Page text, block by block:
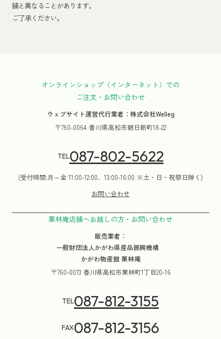
舗と異なることがあります。
ご了承ください。
オンラインショップ（インターネット）での
ご注文・お問い合わせ
ウェブサイト運営代行業者：株式会社Welleg
〒760-0064 香川県高松市朝日新町18-22
TEL087-802-5622
(受付時間:月～金 11:00-12:00、13:00-16:00 ※土・日・祝祭日除く)
お問い合わせ
栗林庵店舗へお越しの方・お問い合わせ
販売業者：
一般財団法人かがわ県産品振興機構
かがわ物産館 栗林庵
〒760-0073 香川県高松市栗林町1丁目20-16
TEL087-812-3155
FAX087-812-3156